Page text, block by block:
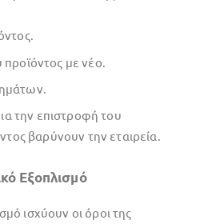
με νέο.
την επιστροφή του
βαρύνουν την εταιρεία.
Εξοπλισμό
ισχύουν οι όροι της